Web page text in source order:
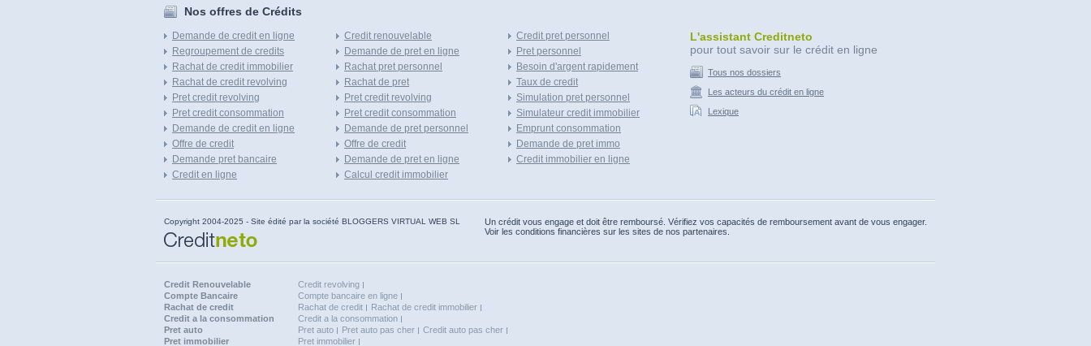
Nos offres de Crédits
Demande de credit en ligne
Regroupement de credits
Rachat de credit immobilier
Rachat de credit revolving
Pret credit revolving
Pret credit consommation
Demande de credit en ligne
Offre de credit
Demande pret bancaire
Credit en ligne
Credit renouvelable
Demande de pret en ligne
Rachat pret personnel
Rachat de pret
Pret credit revolving
Pret credit consommation
Demande de pret personnel
Offre de credit
Demande de pret en ligne
Calcul credit immobilier
Credit pret personnel
Pret personnel
Besoin d'argent rapidement
Taux de credit
Simulation pret personnel
Simulateur credit immobilier
Emprunt consommation
Demande de pret immo
Credit immobilier en ligne
L'assistant Creditneto
pour tout savoir sur le crédit en ligne
Tous nos dossiers
Les acteurs du crédit en ligne
Lexique
Copyright 2004-2025 - Site édité par la société BLOGGERS VIRTUAL WEB SL
Un crédit vous engage et doit être remboursé. Vérifiez vos capacités de remboursement avant de vous engager.
Voir les conditions financières sur les sites de nos partenaires.
Credit Renouvelable
Credit revolving
Compte Bancaire
Compte bancaire en ligne
Rachat de credit
Rachat de credit
Rachat de credit immobilier
Credit a la consommation
Credit a la consommation
Pret auto
Pret auto Pret auto pas cher
Credit auto pas cher
Pret immobilier
Pret immobilier